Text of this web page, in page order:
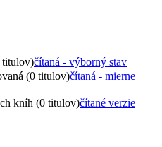
titulov)čítaná - výborný stav
(0 titulov)čítaná - mierne
kníh (0 titulov)čítané verzie